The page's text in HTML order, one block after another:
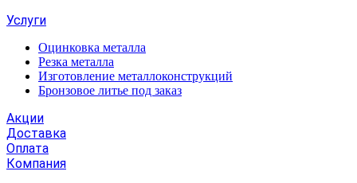
Услуги
Оцинковка металла
Резка металла
Изготовление металлоконструкций
Бронзовое литье под заказ
Акции
Доставка
Оплата
Компания